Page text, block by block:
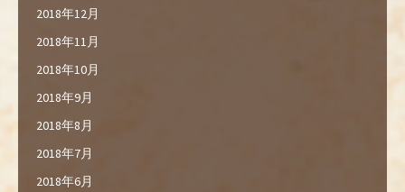
2018年12月
2018年11月
2018年10月
2018年9月
2018年8月
2018年7月
2018年6月